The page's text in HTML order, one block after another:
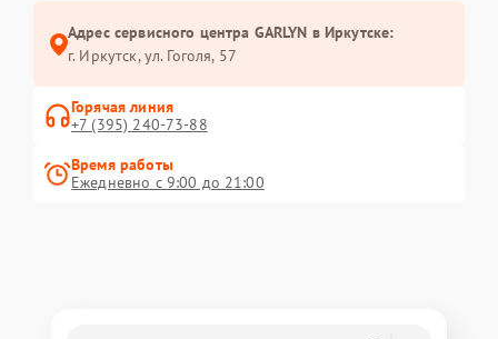
Адрес сервисного центра GARLYN в Иркутске:
г. Иркутск, ул. ​Гоголя, 57
Горячая линия
+7 (395) 240-73-88
Время работы
Ежедневно с 9:00 до 21:00